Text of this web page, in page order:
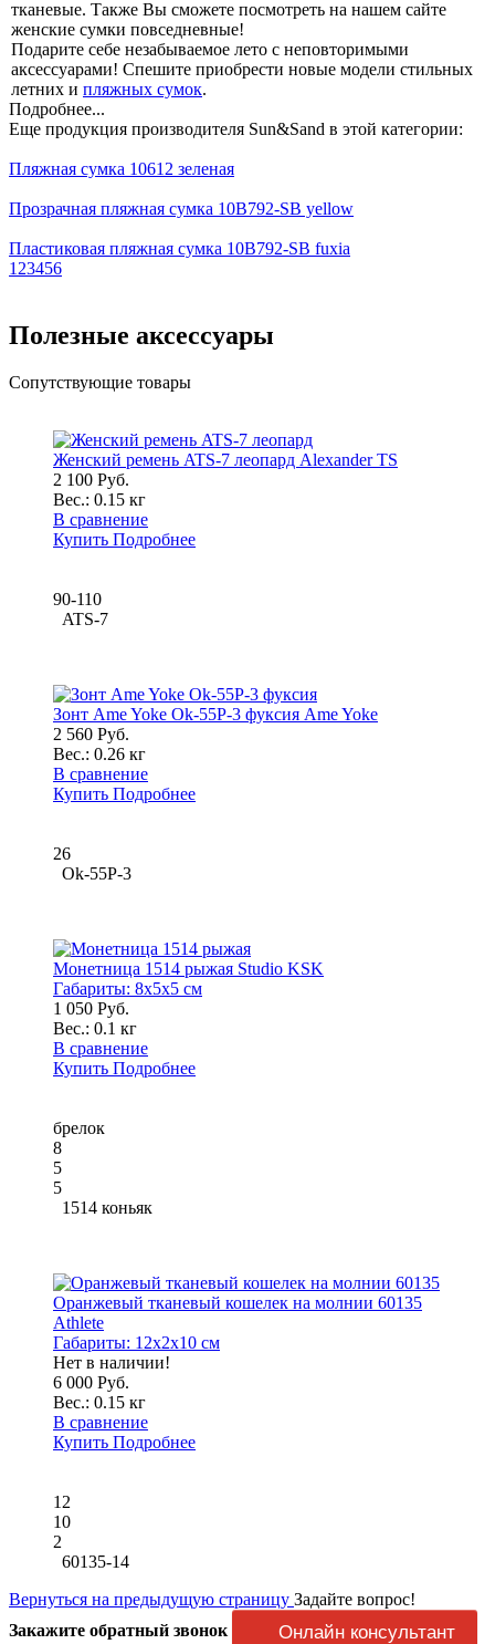
тканевые. Также Вы сможете посмотреть на нашем сайте
женские сумки повседневные!
Подарите себе незабываемое лето с неповторимыми
аксессуарами! Спешите приобрести новые модели стильных
летних и пляжных сумок.
Подробнее...
Еще продукция производителя Sun&Sand в этой категории:
Пляжная сумка 10612 зеленая
Прозрачная пляжная сумка 10B792-SB yellow
Пластиковая пляжная сумка 10B792-SB fuxia
1 23456
Полезные аксессуары
Сопутствующие товары
Женский ремень ATS-7 леопард Alexander TS
2 100 Руб.
Вес.: 0.15 кг
В сравнение
Купить Подробнее
90-110
ATS-7
Зонт Ame Yoke Ok-55P-3 фуксия Ame Yoke
2 560 Руб.
Вес.: 0.26 кг
В сравнение
Купить Подробнее
26
Ok-55P-3
Монетница 1514 рыжая Studio KSK
Габариты: 8x5x5 см
1 050 Руб.
Вес.: 0.1 кг
В сравнение
Купить Подробнее
брелок
8
5
5
1514 коньяк
Оранжевый тканевый кошелек на молнии 60135
Athlete
Габариты: 12x2x10 см
Нет в наличии!
6 000 Руб.
Вес.: 0.15 кг
В сравнение
Купить Подробнее
12
10
2
60135-14
Вернуться на предыдущую страницу Задайте вопрос!
Закажите обратный звонок
Онлайн консультант